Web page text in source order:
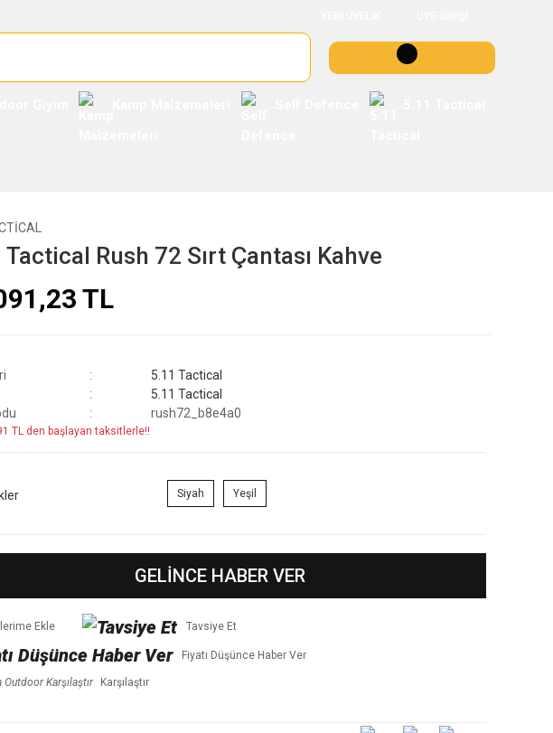
Tactical Rush 72 Sırt Çantası Kahve
TL
5.11 Tactical
5.11 Tactical
rush72_b8e4a0
TL den başlayan taksitlerle!!
Siyah Yeşil
GELİNCE HABER VER
Tavsiye Et
Fiyatı Düşünce Haber Ver
Karşılaştır